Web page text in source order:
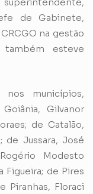
de Gabinete,
na gestão
esteve
nos municípios,
Gilvanor
de Catalão,
de Jussara, José
Modesto
Figueira; de Pires
Piranhas, Floraci